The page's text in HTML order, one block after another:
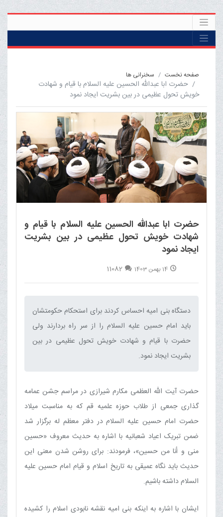
صفحه نخست سخنرانی ها
حضرت ابا عبدالله الحسین علیه السلام با قیام و شهادت
خویش تحول عظیمی در بین بشریت ایجاد نمود
حضرت ابا عبدالله الحسین علیه السلام با قیام و
شهادت خویش تحول عظیمی در بین بشریت
ایجاد نمود
14 بهمن 1403 11082
دستگاه بنی امیه احساس کردند برای استحکام حکومتشان
باید امام حسین علیه السلام را از سر راه بردارند ولی
حضرت با قیام و شهادت خویش تحول عظیمی در بین
بشریت ایجاد نمود.‌
حضرت آیت الله العظمی مکارم شیرازی در مراسم جشن عمامه
گذاری جمعی از طلاب حوزه علمیه قم که به مناسبت میلاد
حضرت امام حسین علیه السلام در دفتر معظم له برگزار شد
ضمن تبریک اعیاد شعبانیه با اشاره به حدیث معروف «حسین
منی و أنا من حسین»، فرمودند: برای روشن شدن معنی این
حدیث باید نگاه عمیقی به تاریخ اسلام و قیام امام حسین علیه
السلام داشته باشیم.
ایشان با اشاره به اینکه بنی امیه نقشه نابودی اسلام را کشیده